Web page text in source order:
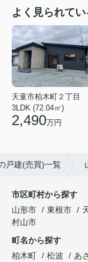
よく見られて
天童市柏木町２丁目
3LDK (72.04㎡)
2,490万円
戸建(売買)一覧
市区町村から探す
山形市
東根市
村山市
町名から探す
柏木町
松波 あ